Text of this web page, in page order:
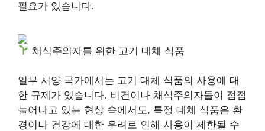
필요가 있습니다.
채식주의자를 위한 고기 대체 식품
일부 서양 국가에서는 고기 대체 식품의 사용에 대
한 규제가 있습니다. 비건이나 채식주의자들이 점점
늘어나고 있는 현상 속에서도, 특정 대체 식품은 환
경이나 건강에 대한 우려로 인해 사용이 제한될 수